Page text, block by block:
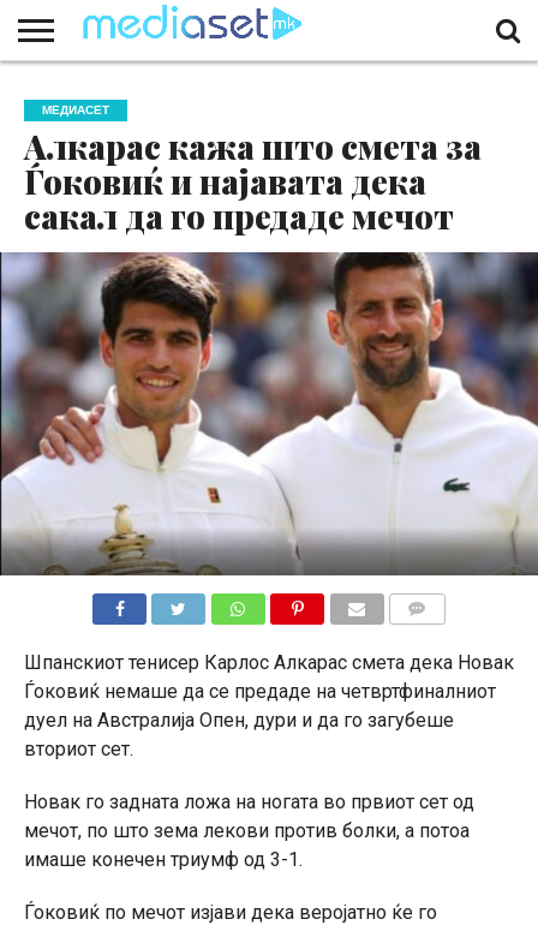
НАС
КОНТАКТ
МАРКЕТИНГ
ПОЧЕТНА
МЕДИАСЕТ
Алкарас кажа што смета за
Ѓоковиќ и најавата дека
сакал да го предаде мечот
Шпанскиот тенисер Карлос Алкарас смета дека Новак
Ѓоковиќ немаше да се предаде на четвртфиналниот
дуел на Австралија Опен, дури и да го загубеше
вториот сет.
Новак го задната ложа на ногата во првиот сет од
мечот, по што зема лекови против болки, а потоа
имаше конечен триумф од 3-1.
Ѓоковиќ по мечот изјави дека веројатно ќе го